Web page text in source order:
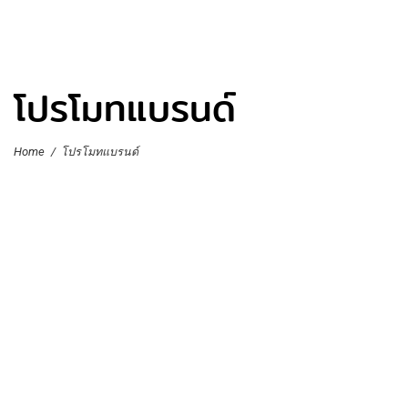
โปรโมทแบรนด์
Home / โปรโมทแบรนด์